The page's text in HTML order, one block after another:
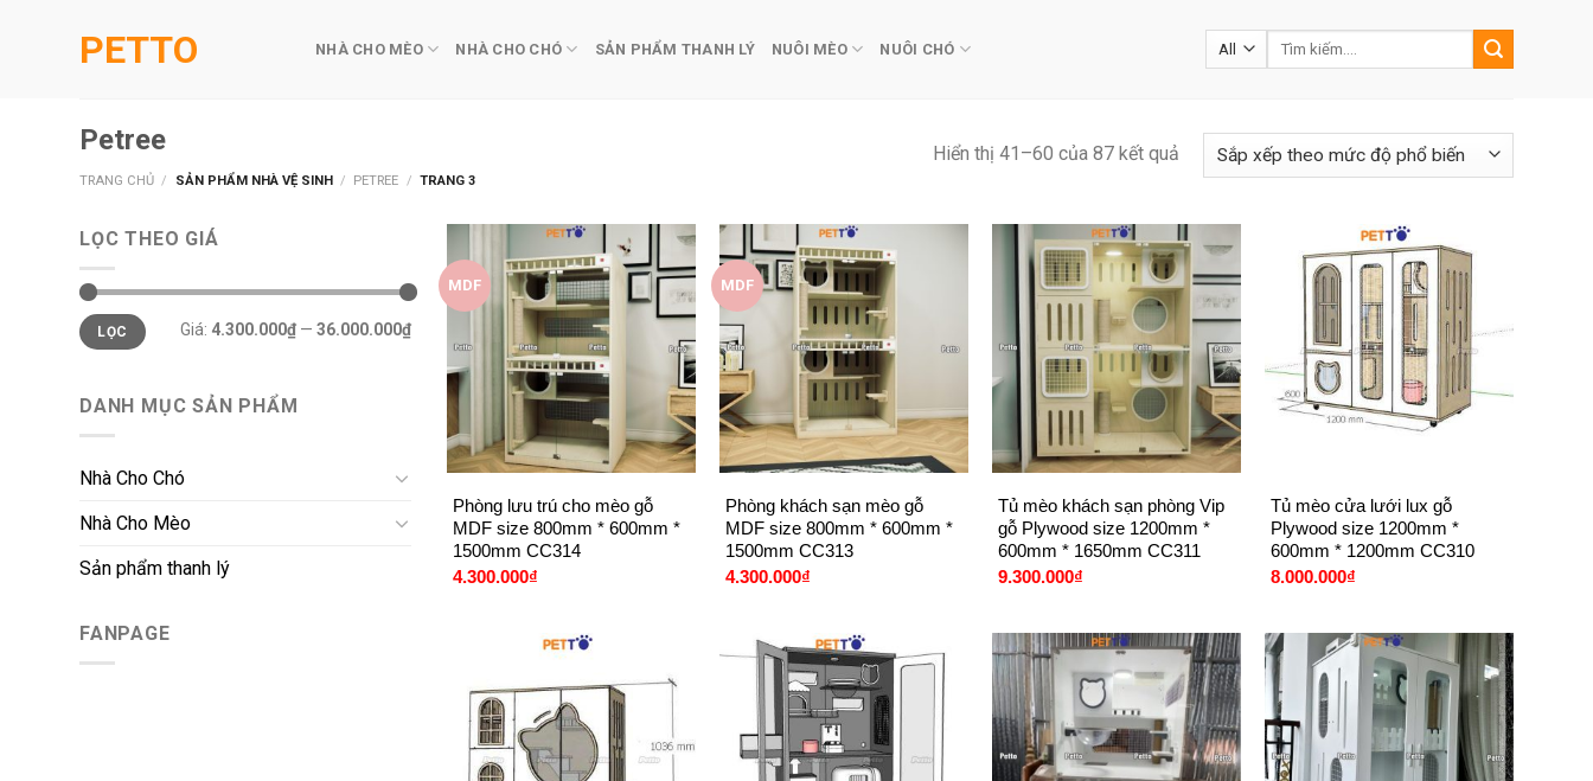
PETTO NHÀ CHO MÈO NHÀ CHO CHÓ SẢN PHẨM THANH LÝ NUÔI MÈO NUÔI CHÓ
Tìm
Petree
TRANG CHỦ / SẢN PHẨM NHÀ VỆ SINH / PETREE / TRANG 3
Hiển thị 41–60 của 87 kết quả
LỌC THEO GIÁ
Giá
tối
thiểu
Giá
tối
đa
LỌC Giá: 4.300.000₫ — 36.000.000₫
DANH MỤC SẢN PHẨM
Nhà Cho Chó
Nhà Cho Mèo
Sản phẩm thanh lý
FANPAGE
MDF
+
Phòng lưu trú cho mèo gỗ
MDF size 800mm * 600mm *
1500mm CC314
4.300.000₫
MDF
+
Phòng khách sạn mèo gỗ
MDF size 800mm * 600mm *
1500mm CC313
4.300.000₫
Tủ mèo khách sạn phòng Vip
gỗ Plywood size 1200mm *
600mm * 1650mm CC311
9.300.000₫
Tủ mèo cửa lưới lux gỗ
Plywood size 1200mm *
600mm * 1200mm CC310
8.000.000₫